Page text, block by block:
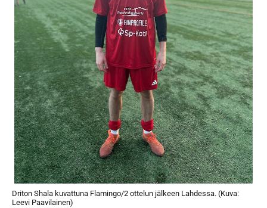
Driton Shala kuvattuna Flamingo/2 ottelun jälkeen Lahdessa. (Kuva:
Leevi Paavilainen)